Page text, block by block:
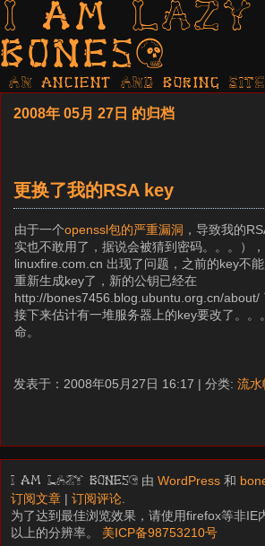
I am LAZY
bones?
AN ancient AND boring SITE
2008年 05月 27日 的归档
更换了我的RSA key
由于一个openssl包的严重漏洞 ，导致我的
实也不敢用了，据说会被猜到密码。。。）
linuxfire.com.cn 出现了问题，之前的key不
重新生成key了，新的公钥已经在
http://bones7456.blog.ubuntu.org.cn/about/
接下来估计有一堆服务器上的key要改了。。
命。
发表于：2008年05月27日 16:17 | 分类: 流水
I am LAZY bones? 由WordPress 和
订阅文章 |订阅评论
为了达到最佳浏览效果，请使用firefox等非IE
以上的分辨率。 美ICP备98753210号